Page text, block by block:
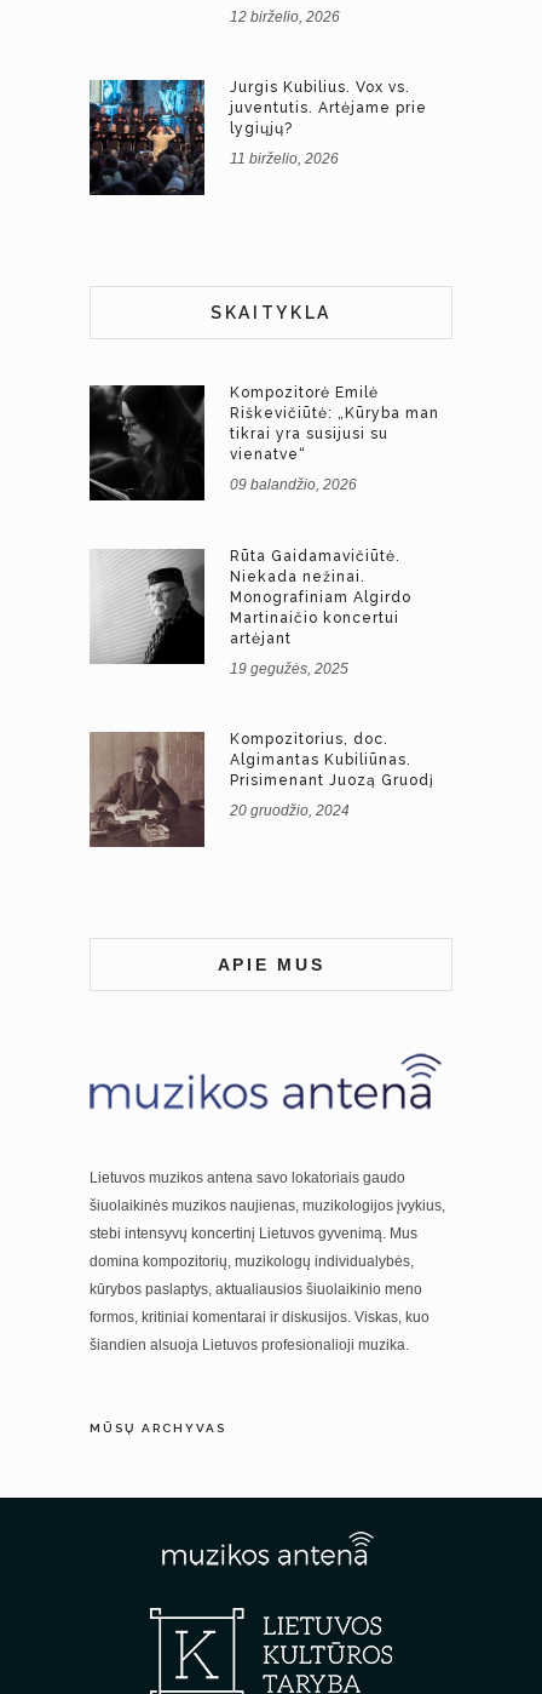
12 birželio, 2026
Jurgis Kubilius. Vox vs.
juventutis. Artėjame prie
lygiųjų?
11 birželio, 2026
SKAITYKLA
Kompozitorė Emilė
Riškevičiūtė: „Kūryba man
tikrai yra susijusi su
vienatve“
09 balandžio, 2026
Rūta Gaidamavičiūtė.
Niekada nežinai.
Monografiniam Algirdo
Martinaičio koncertui
artėjant
19 gegužės, 2025
Kompozitorius, doc.
Algimantas Kubiliūnas.
Prisimenant Juozą Gruodį
20 gruodžio, 2024
APIE MUS
Lietuvos muzikos antena savo lokatoriais gaudo
šiuolaikinės muzikos naujienas, muzikologijos įvykius,
stebi intensyvų koncertinį Lietuvos gyvenimą. Mus
domina kompozitorių, muzikologų individualybės,
kūrybos paslaptys, aktualiausios šiuolaikinio meno
formos, kritiniai komentarai ir diskusijos. Viskas, kuo
šiandien alsuoja Lietuvos profesionalioji muzika.
MŪSŲ ARCHYVAS